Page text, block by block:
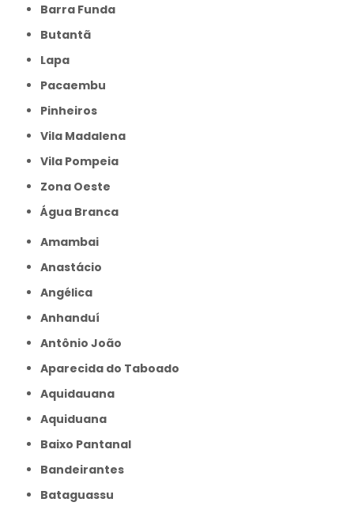
Barra Funda
Butantã
Lapa
Pacaembu
Pinheiros
Vila Madalena
Vila Pompeia
Zona Oeste
Água Branca
Amambai
Anastácio
Angélica
Anhanduí
Antônio João
Aparecida do Taboado
Aquidauana
Aquiduana
Baixo Pantanal
Bandeirantes
Bataguassu